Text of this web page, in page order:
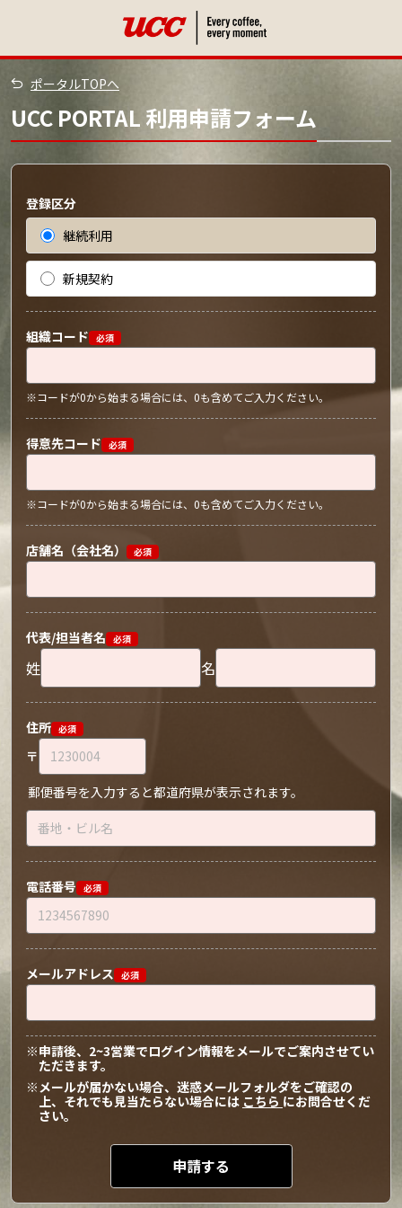
ポータルTOPへ
UCC PORTAL 利用申請フォーム
登録区分
継続利用
新規契約
組織コード 必須
コードが0から始まる場合には、0も含めてご入力ください。
得意先コード 必須
コードが0から始まる場合には、0も含めてご入力ください。
店舗名（会社名） 必須
代表/担当者名 必須
姓 名
住所 必須
〒
電話番号 必須
メールアドレス 必須
申請後、2~3営業でログイン情報をメールでご案内させてい
ただきます。
メールが届かない場合、迷惑メールフォルダをご確認の
上、それでも見当たらない場合には こちら にお問合せくだ
さい。
申請する